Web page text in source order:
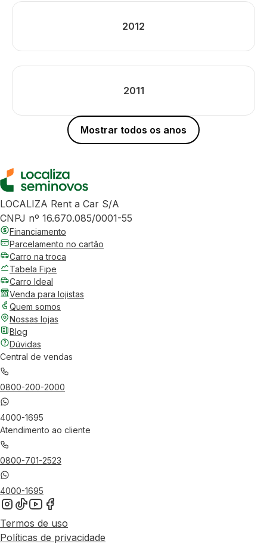
2012
2011
Mostrar todos os anos
LOCALIZA Rent a Car S/A
CNPJ nº 16.670.085/0001-55
Financiamento
Parcelamento no cartão
Carro na troca
Tabela Fipe
Carro Ideal
Venda para lojistas
Quem somos
Nossas lojas
Blog
Dúvidas
Central de vendas
0800-200-2000
4000-1695
Atendimento ao cliente
0800-701-2523
4000-1695
Termos de uso
Políticas de privacidade